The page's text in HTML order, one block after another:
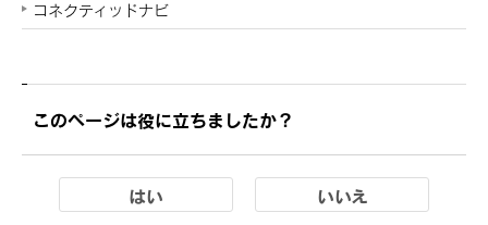
コネクティッドナビ
このページは役に立ちましたか？
はい いいえ